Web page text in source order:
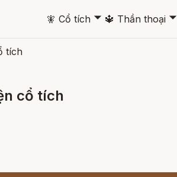
🧚 Cổ tích 🞃 🔱 Thần thoại 🞃
tích
cổ tích